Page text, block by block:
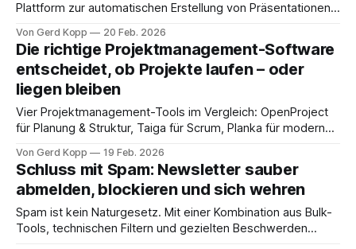
Plattform zur automatischen Erstellung von Präsentationen,
Präsentationstools wie PowerPoint oder Google Slides
setzt Gamma auf einen „Prompt-first"-Ansatz: Man gibt ein
Thema oder eine Gliederung ein – und bekommt innerhalb
von Sekunden eine
Von Gerd Kopp 20 Feb. 2026
Die richtige Projektmanagement-Software
entscheidet, ob Projekte laufen – oder
liegen bleiben
Vier Projektmanagement-Tools im Vergleich: OpenProject
für Planung & Struktur, Taiga für Scrum, Planka für modernes
Nextcloud als zentrale Dateiablage Projekte spürbar
sauberer macht.
Von Gerd Kopp 19 Feb. 2026
Schluss mit Spam: Newsletter sauber
abmelden, blockieren und sich wehren
Spam ist kein Naturgesetz. Mit einer Kombination aus Bulk-
Tools, technischen Filtern und gezielten Beschwerden